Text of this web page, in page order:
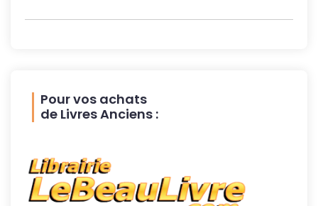
Pour vos achats
de Livres Anciens :